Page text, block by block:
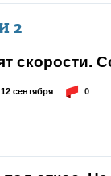
2
скорости.
12 сентября 0